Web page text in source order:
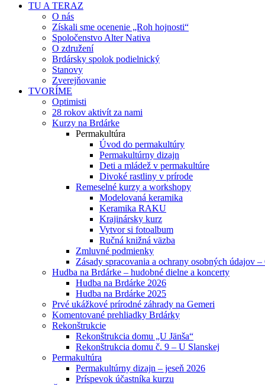
TU A TERAZ
O nás
Získali sme ocenenie „Roh hojnosti“
Spoločenstvo Alter Nativa
O združení
Brdársky spolok podielnický
Stanovy
Zverejňovanie
TVORÍME
Optimisti
28 rokov aktivít za nami
Kurzy na Brdárke
Permakultúra
Úvod do permakultúry
Permakultúrny dizajn
Deti a mládež v permakultúre
Divoké rastliny v prírode
Remeselné kurzy a workshopy
Modelovaná keramika
Keramika RAKU
Krajinársky kurz
Vytvor si fotoalbum
Ručná knižná väzba
Zmluvné podmienky
Zásady spracovania a ochrany osobných údajov –
Hudba na Brdárke – hudobné dielne a koncerty
Hudba na Brdárke 2026
Hudba na Brdárke 2025
Prvé ukážkové prírodné záhrady na Gemeri
Komentované prehliadky Brdárky
Rekonštrukcie
Rekonštrukcia domu „U Jänša“
Rekonštrukcia domu č. 9 – U Slanskej
Permakultúra
Permakultúrny dizajn – jeseň 2026
Príspevok účastníka kurzu